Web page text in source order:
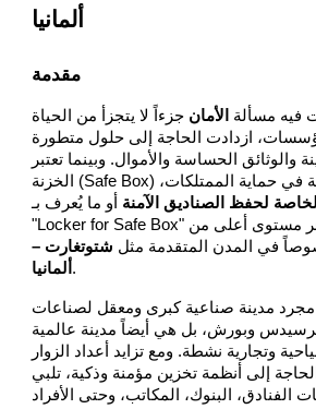
ألمانيا
مقدمة
مسألة الأمان جزءاً لا يتجزأ من الحياة
ازدادت الحاجة إلى حلول متطورة
والوثائق الحساسة والأموال. وبينما تعتبر
الخزنة (Safe Box) وسيلة تقليدية وفعالة في حماية الممتلكات،
لحفظ الصناديق الآمنة أو ما يُعرف بـ
"Locker for Safe Box" كخيار إضافي يوفر مستوى أعلى من
في المدن المتقدمة مثل شتوتغارت –
ألمانيا .
مدينة صناعية كبرى ومعقل لصناعات
وبورش، بل هي أيضاً مدينة عالمية
وتجارية نشطة. ومع تزايد أعداد الزوار
إلى أنظمة تخزين مؤمنة وذكية، تلبي